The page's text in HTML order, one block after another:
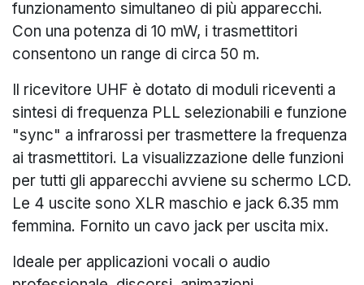
funzionamento simultaneo di più apparecchi.
Con una potenza di 10 mW, i trasmettitori
consentono un range di circa 50 m.
Il ricevitore UHF è dotato di moduli riceventi a
sintesi di frequenza PLL selezionabili e funzione
"sync" a infrarossi per trasmettere la frequenza
ai trasmettitori. La visualizzazione delle funzioni
per tutti gli apparecchi avviene su schermo LCD.
Le 4 uscite sono XLR maschio e jack 6.35 mm
femmina. Fornito un cavo jack per uscita mix.
Ideale per applicazioni vocali o audio